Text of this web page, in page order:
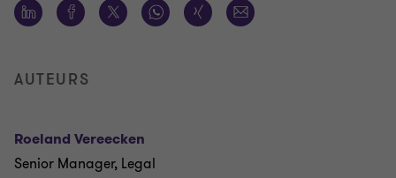
AUTEURS
Roeland Vereecken
Senior Manager, Legal